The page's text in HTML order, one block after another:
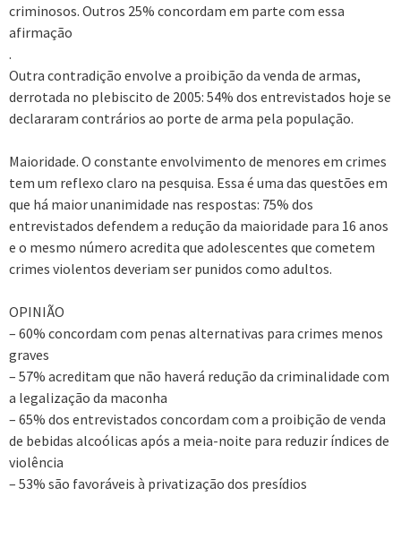
criminosos. Outros 25% concordam em parte com essa
afirmação
.
Outra contradição envolve a proibição da venda de armas,
derrotada no plebiscito de 2005: 54% dos entrevistados hoje se
declararam contrários ao porte de arma pela população.
Maioridade. O constante envolvimento de menores em crimes
tem um reflexo claro na pesquisa. Essa é uma das questões em
que há maior unanimidade nas respostas: 75% dos
entrevistados defendem a redução da maioridade para 16 anos
e o mesmo número acredita que adolescentes que cometem
crimes violentos deveriam ser punidos como adultos.
OPINIÃO
– 60% concordam com penas alternativas para crimes menos
graves
– 57% acreditam que não haverá redução da criminalidade com
a legalização da maconha
– 65% dos entrevistados concordam com a proibição de venda
de bebidas alcoólicas após a meia-noite para reduzir índices de
violência
– 53% são favoráveis à privatização dos presídios